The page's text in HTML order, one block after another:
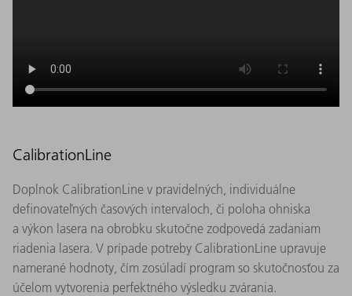
CalibrationLine
Doplnok CalibrationLine v pravidelných, individuálne
definovateľných časových intervaloch, či poloha ohniska
a výkon lasera na obrobku skutočne zodpovedá zadaniam
riadenia lasera. V prípade potreby CalibrationLine upravuje
namerané hodnoty, čím zosúladí program so skutočnosťou za
účelom vytvorenia perfektného výsledku zvárania.